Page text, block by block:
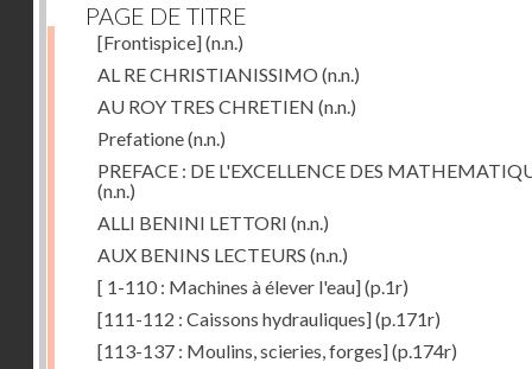
PAGE DE TITRE
[Frontispice](n.n.)
AL RE CHRISTIANISSIMO (n.n.)
AU ROY TRES CHRETIEN (n.n.)
Prefatione(n.n.)
PREFACE : DE L'EXCELLENCE DES
(n.n.)
ALLI BENINI LETTORI (n.n.)
AUX BENINS LECTEURS (n.n.)
[ 1-110 : Machines à élever l'eau](p.1r)
[111-112 : Caissons hydrauliques](p.171r)
[113-137 : Moulins, scieries, forges](p.174r)